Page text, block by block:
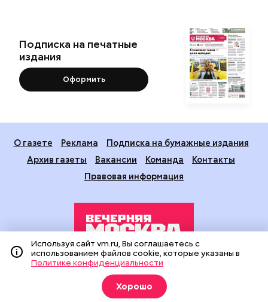
Подписка на печатные
издания
Оформить
О газете Реклама
Подписка на бумажные издания
Архив газеты
Вакансии Команда
Контакты
Правовая информация
Издание создано при финансовой поддержке Департамента
средств массовой информации и рекламы города Москвы.
На сайте применяются рекомендательные технологии
(информационные технологии предоставления информации
Используя сайт vm.ru, Вы соглашаетесь с
использованием файлов cookie, которые указаны в
Политике конфиденциальности
Хорошо